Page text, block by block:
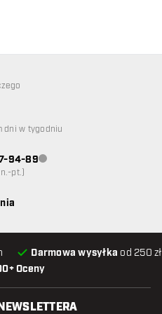
Oceny
Darmowa wysyłka od 250
niedostępna
dni w tygodniu
94-89Obsługa klienta niedostępna
pt.)